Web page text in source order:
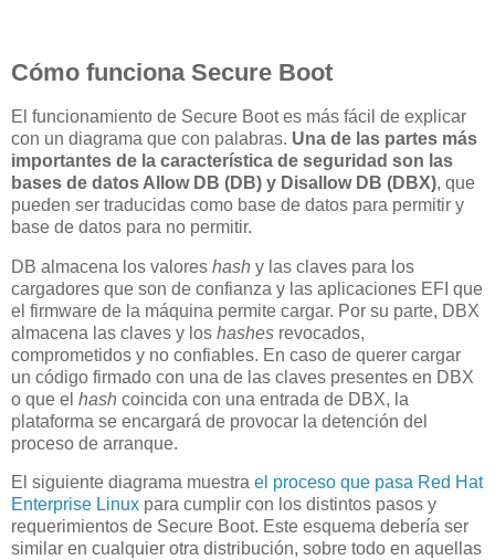
Cómo funciona Secure Boot
El funcionamiento de Secure Boot es más fácil de explicar
con un diagrama que con palabras. Una de las partes más
importantes de la característica de seguridad son las
bases de datos Allow DB (DB) y Disallow DB (DBX), que
pueden ser traducidas como base de datos para permitir y
base de datos para no permitir.
DB almacena los valores hash y las claves para los
cargadores que son de confianza y las aplicaciones EFI que
el firmware de la máquina permite cargar. Por su parte, DBX
almacena las claves y los hashes revocados,
comprometidos y no confiables. En caso de querer cargar
un código firmado con una de las claves presentes en DBX
o que el hash coincida con una entrada de DBX, la
plataforma se encargará de provocar la detención del
proceso de arranque.
El siguiente diagrama muestra el proceso que pasa Red Hat
Enterprise Linux para cumplir con los distintos pasos y
requerimientos de Secure Boot. Este esquema debería ser
similar en cualquier otra distribución, sobre todo en aquellas